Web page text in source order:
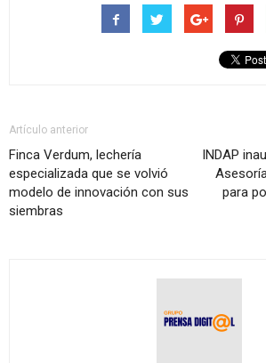
Artículo anterior
Finca Verdum, lechería
especializada que se volvió
modelo de innovación con sus
siembras
INDAP
para